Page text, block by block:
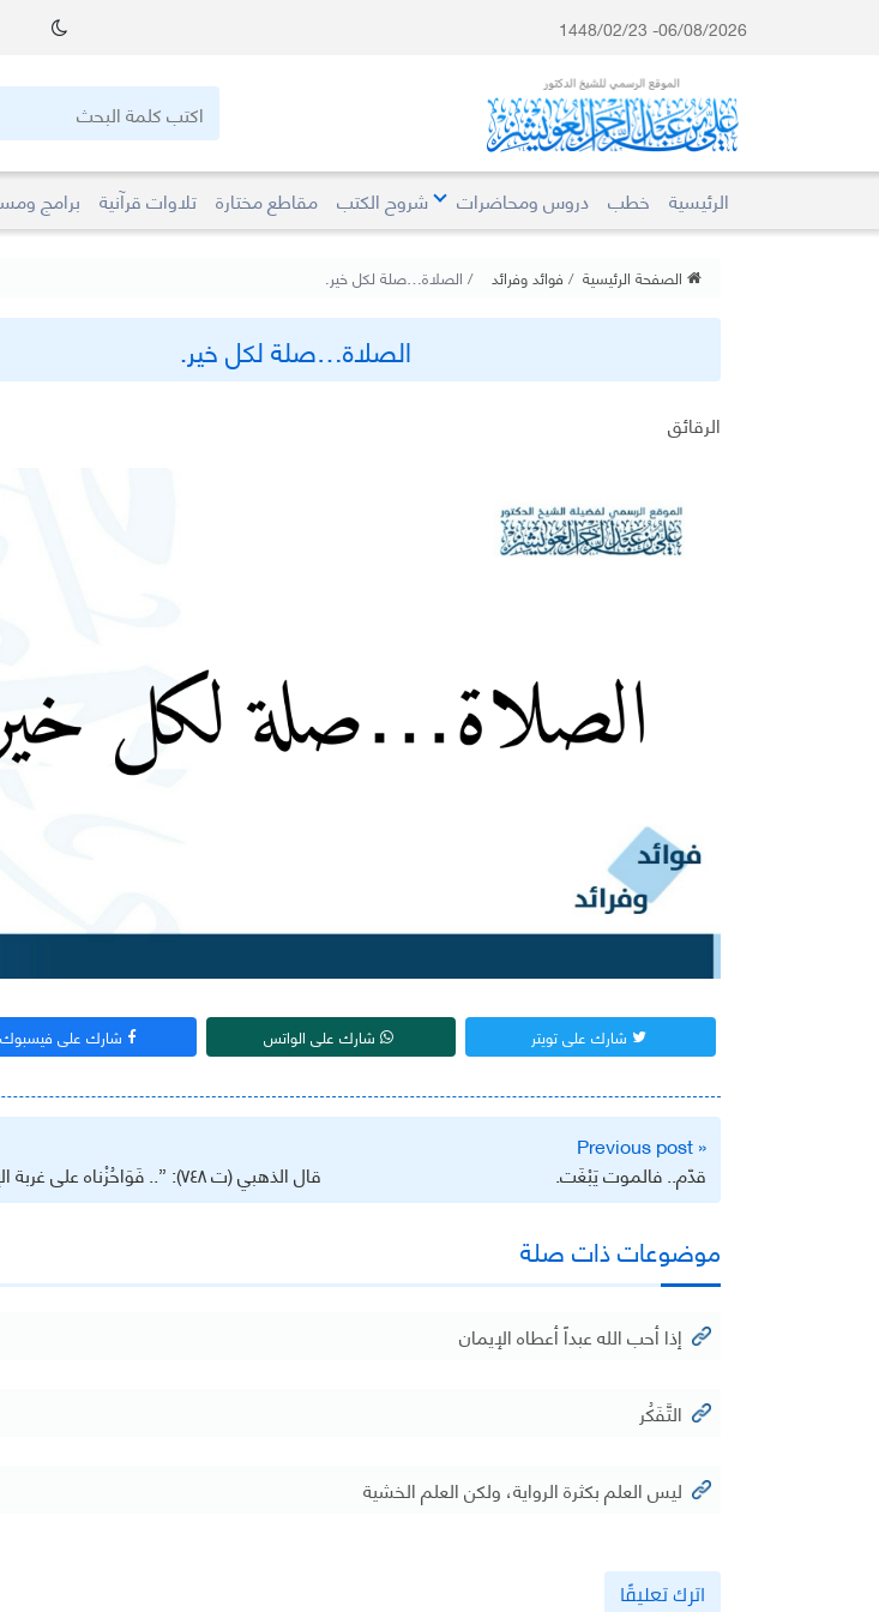
06/08/2026- 1448/02/23
الرئيسية خطب دروس ومحاضرات شروح الكتب مقاطع مختارة تلاوات قرآنية برامج
الصفحة الرئيسية فوائد وفرائد الصلاة…صلة لكل خير.
الصلاة…صلة لكل خير.
الرقائق
شارك على تويتر شارك على الواتس شارك على فيسبوك
تصفّح
المقالات
« Previous post
‏قدّم.. فالموت يَبْغَت.
‏قال الذهبي (ت ٧٤٨): ‏”.. فَوَاحُزْناه على غربة الإسلام والسنة”.
موضوعات ذات صلة
إذا أحب الله عبداً أعطاه الإيمان
التَّفَكُر
ليس العلم بكثرة الرواية، ولكن العلم الخشية
اترك تعليقًا